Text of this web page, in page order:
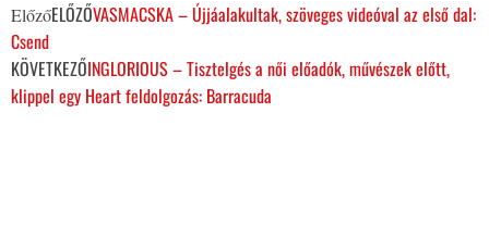
ElőzőELŐZŐVASMACSKA – Újjáalakultak, szöveges videóval az első dal:
Csend
KÖVETKEZŐINGLORIOUS – Tisztelgés a női előadók, művészek előtt,
klippel egy Heart feldolgozás: Barracuda